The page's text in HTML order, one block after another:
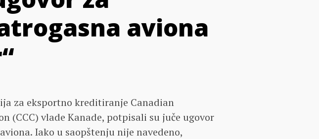
aviona
za eksportno kreditiranje Canadian
(CCC) vlade Kanade, potpisali su juče ugovor
Iako u saopštenju nije navedeno,